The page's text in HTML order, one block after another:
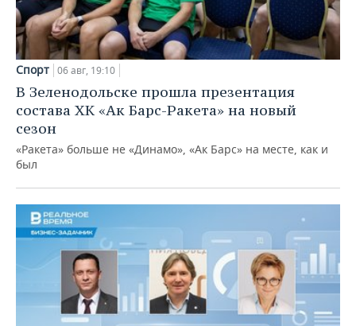
Спорт 06 авг, 19:10
В Зеленодольске прошла презентация
состава ХК «Ак Барс-Ракета» на новый
сезон
«Ракета» больше не «Динамо», «Ак Барс» на месте, как и
был